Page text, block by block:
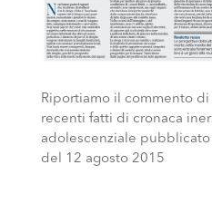
Riportiamo il commento
recenti fatti di cronaca
adolescenziale pubblicato
del 12 agosto 2015